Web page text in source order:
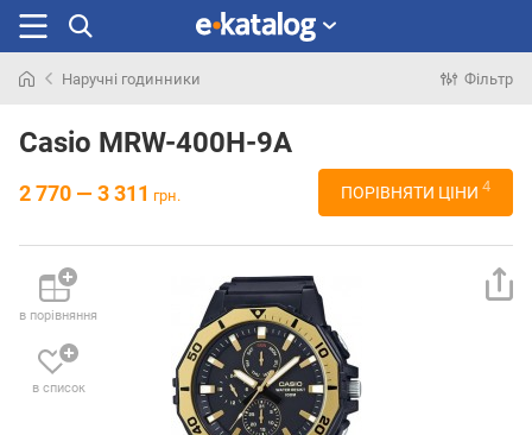
раніше
Наручні годинники Фільтр
Casio MRW-400H-9A
2 770 — 3 311 грн. ПОРІВНЯТИ ЦІНИ 4
в порівняння
в список